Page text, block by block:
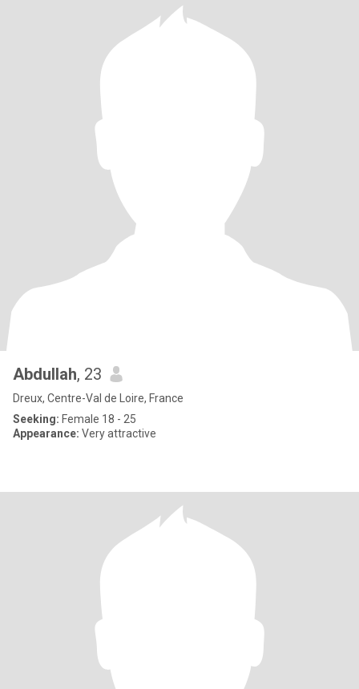
Abdullah, 23
Dreux, Centre-Val de Loire, France
Seeking: Female 18 - 25
Appearance: Very attractive